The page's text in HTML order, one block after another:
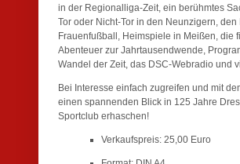
in der Regionalliga-Zeit, ein berühmtes
Tor oder Nicht-Tor in den Neunzigern, den
Frauenfußball, Heimspiele in Meißen, die
Abenteuer zur Jahrtausendwende,
Wandel der Zeit, das DSC-Webradio und
Bei Interesse einfach zugreifen und mit
einen spannenden Blick in 125 Jahre
Sportclub erhaschen!
Verkaufspreis: 25,00 Euro